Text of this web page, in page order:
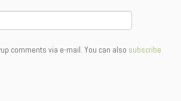
comments via e-mail. You can also subscribe